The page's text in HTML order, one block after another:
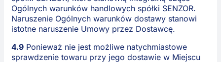
Ogólnych warunków handlowych spółki SENZOR.
Naruszenie Ogólnych warunków dostawy stanowi
istotne naruszenie Umowy przez Dostawcę.
4.9Ponieważ nie jest możliwe natychmiastowe
sprawdzenie towaru przy jego dostawie w Miejscu